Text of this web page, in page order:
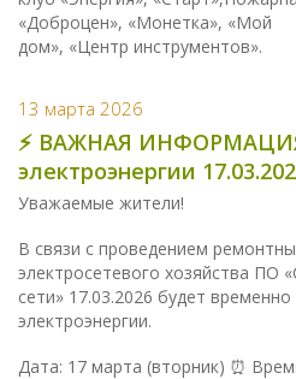
«Доброцен», «Монетка», «Мой
дом», «Центр инструментов».
13 марта 2026
⚡️ ВАЖНАЯ
электроэнергии
Уважаемые жители!
В связи с проведением
электросетевого хозяйства ПО
сети» 17.03.2026 будет
электроэнергии.
Дата: 17 марта (вторник) ⏰